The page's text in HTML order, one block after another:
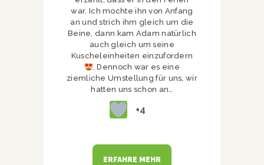
war. Ich mochte ihn von Anfang
an und strich ihm gleich um die
Beine, dann kam Adam natürlich
auch gleich um seine
Kuscheleinheiten einzufordern
. Dennoch war es eine
ziemliche Umstellung für uns, wir
hatten uns schon an…
+4
ERFAHRE MEHR